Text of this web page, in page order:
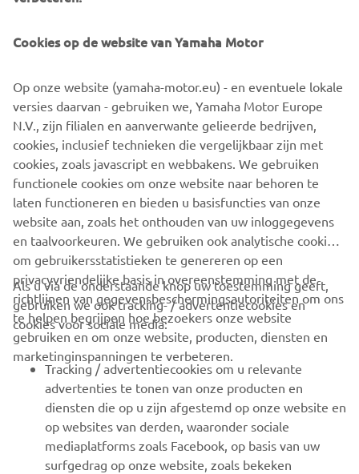
levert het merk consequent een van de beste
prijs‑kwaliteitverhoudingen op de markt van vandaag.
1/9
OFFICIËLE WEBSITE VAN PACIFIC CRAFT
CORPORATE
VOOR BEDRIJVEN
MEER YAMAHA
ONDERSTEUNING
Cookies op de website van Yamaha Motor
Op onze website (yamaha-motor.eu) - en eventuele lokale
versies daarvan - gebruiken we, Yamaha Motor Europe
N.V., zijn filialen en aanverwante gelieerde bedrijven,
cookies, inclusief technieken die vergelijkbaar zijn met
cookies, zoals javascript en webbakens. We gebruiken
functionele cookies om onze website naar behoren te
laten functioneren en bieden u basisfuncties van onze
website aan, zoals het onthouden van uw inloggegevens
en taalvoorkeuren. We gebruiken ook analytische cookies
om gebruikersstatistieken te genereren op een
privacyvriendelijke basis in overeenstemming met de
richtlijnen van gegevensbeschermingsautoriteiten om ons
te helpen begrijpen hoe bezoekers onze website
gebruiken en om onze website, producten, diensten en
marketinginspanningen te verbeteren.
Als u via de onderstaande knop uw toestemming geeft,
gebruiken we ook tracking- / advertentiecookies en
cookies voor sociale media:
Tracking / advertentiecookies om u relevante
advertenties te tonen van onze producten en
diensten die op u zijn afgestemd op onze website en
op websites van derden, waaronder sociale
mediaplatforms zoals Facebook, op basis van uw
surfgedrag op onze website, zoals bekeken